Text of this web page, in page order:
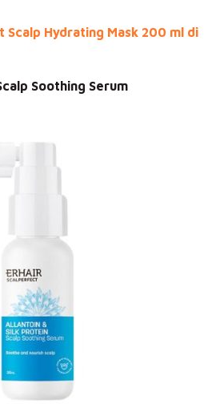
Scalp Hydrating Mask 200 ml di
Soothing Serum